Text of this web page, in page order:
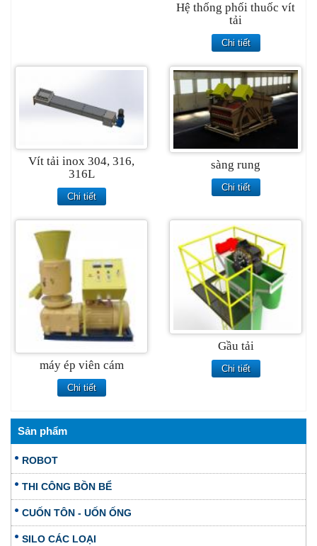
Hệ thống phối thuốc vít
tải
Chi tiết
Vít tải inox 304, 316,
316L
Chi tiết
sàng rung
Chi tiết
máy ép viên cám
Chi tiết
Gầu tải
Chi tiết
Sản phẩm
ROBOT
THI CÔNG BỒN BỂ
CUỐN TÔN - UỐN ỐNG
SILO CÁC LOẠI